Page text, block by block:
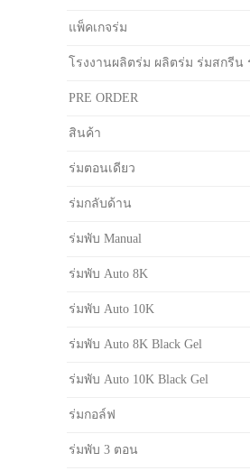
แพ็คเกจร่ม
โรงงานผลิตร่ม ผลิตร่ม ร่มสกรีน
PRE ORDER
สินค้า
ร่มตอนเดียว
ร่มกลับด้าน
ร่มพับ Manual
ร่มพับ Auto 8K
ร่มพับ Auto 10K
ร่มพับ Auto 8K Black Gel
ร่มพับ Auto 10K Black Gel
ร่มกอล์ฟ
ร่มพับ 3 ตอน